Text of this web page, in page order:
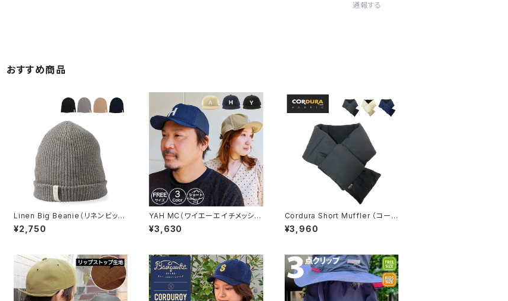
通報する
おすすめ商品
Linen Big Beanie（リネンビッグ
ビーニー）【bcd-y01491】
¥2,750
YAH MC（ワイエーエイチメッシュ
キャップ）※オンライン限定【bch-
h90357】
¥3,630
Cordura Short Muffler （コーデ
ュラショートマフラー）【bcd-y218
25】
¥3,960